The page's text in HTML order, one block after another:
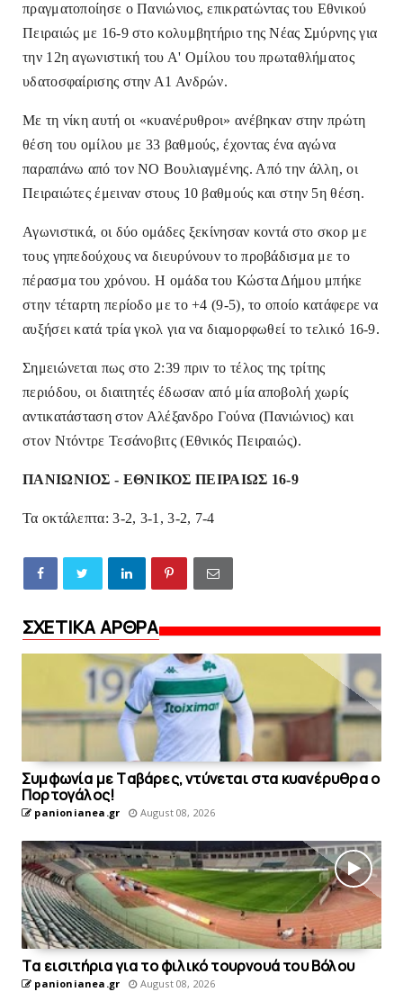
πραγματοποίησε ο Πανιώνιος, επικρατώντας του Εθνικού
Πειραιώς με 16-9 στο κολυμβητήριο της Νέας Σμύρνης για
την 12η αγωνιστική του Α' Ομίλου του πρωταθλήματος
υδατοσφαίρισης στην Α1 Ανδρών.
Με τη νίκη αυτή οι «κυανέρυθροι» ανέβηκαν στην πρώτη
θέση του ομίλου με 33 βαθμούς, έχοντας ένα αγώνα
παραπάνω από τον ΝΟ Βουλιαγμένης. Από την άλλη, οι
Πειραιώτες έμειναν στους 10 βαθμούς και στην 5η θέση.
Αγωνιστικά, οι δύο ομάδες ξεκίνησαν κοντά στο σκορ με
τους γηπεδούχους να διευρύνουν το προβάδισμα με το
πέρασμα του χρόνου. Η ομάδα του Κώστα Δήμου μπήκε
στην τέταρτη περίοδο με το +4 (9-5), το οποίο κατάφερε να
αυξήσει κατά τρία γκολ για να διαμορφωθεί το τελικό 16-9.
Σημειώνεται πως στο 2:39 πριν το τέλος της τρίτης
περιόδου, οι διαιτητές έδωσαν από μία αποβολή χωρίς
αντικατάσταση στον Αλέξανδρο Γούνα (Πανιώνιος) και
στον Ντόντρε Τεσάνοβιτς (Εθνικός Πειραιώς).
ΠΑΝΙΩΝΙΟΣ - ΕΘΝΙΚΟΣ ΠΕΙΡΑΙΩΣ 16-9
Τα οκτάλεπτα: 3-2, 3-1, 3-2, 7-4
ΣΧΕΤΙΚΑ ΑΡΘΡΑ
Συμφωνία με Tαβάρες, ντύνεται στα κυανέρυθρα ο
Πορτογάλος!
panionianea.gr August 08, 2026
Tα εισιτήρια για το φιλικό τουρνουά του Bόλου
panionianea.gr August 08, 2026